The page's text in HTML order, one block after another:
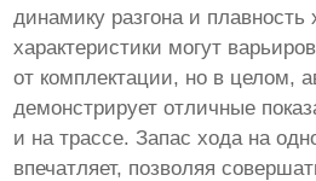
динамику разгона и плавность
характеристики могут
от комплектации, но в целом,
демонстрирует отличные
и на трассе. Запас хода на
впечатляет, позволяя